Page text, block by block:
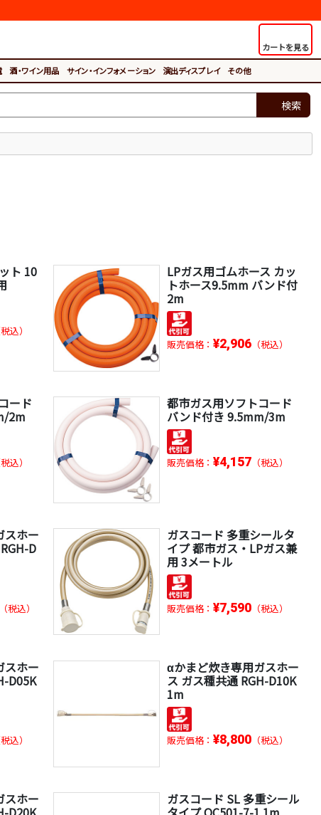
カートを見る
酒・ワイン用品 サイン・インフォメーション 演出ディスプレイ その他
検索
ト 10
税込）
LPガス用ゴムホース カッ
トホース9.5mm バンド付
2m
販売価格： ¥2,906（税込）
ード
2m
税込）
都市ガス用ソフトコード
バンド付き 9.5mm/3m
販売価格： ¥4,157（税込）
スホー
D
（税込）
ガスコード 多重シールタ
イプ 都市ガス・LPガス兼
用 3メートル
販売価格： ¥7,590（税込）
スホー
D05K
税込）
αかまど炊き専用ガスホー
ス ガス種共通 RGH-D10K
1m
販売価格： ¥8,800（税込）
スホー ガスコード SL 多重シール